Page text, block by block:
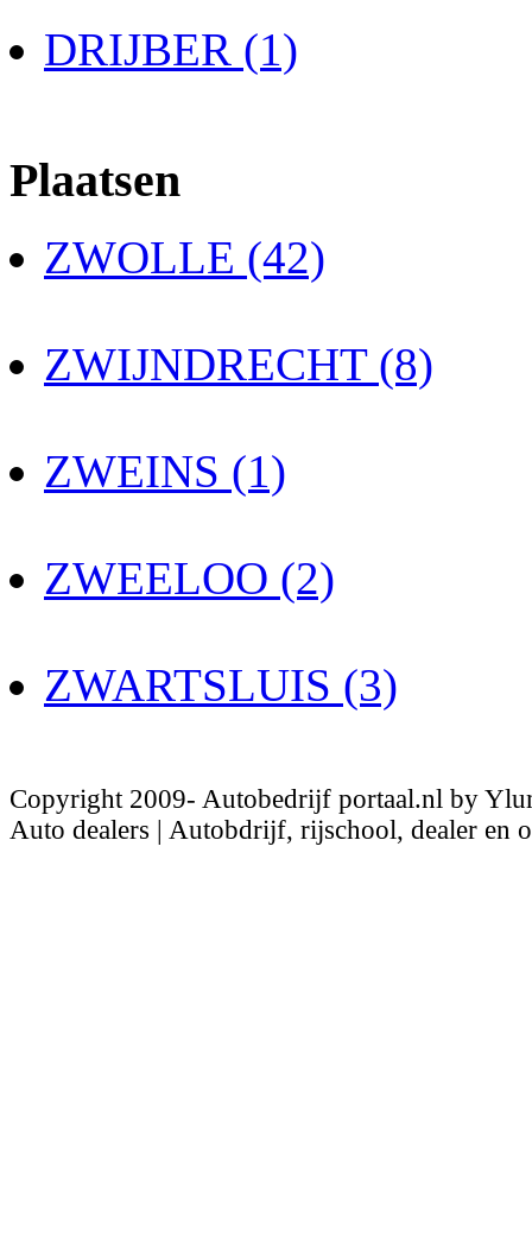
DRIJBER (1)
Plaatsen
ZWOLLE (42)
ZWIJNDRECHT (8)
ZWEINS (1)
ZWEELOO (2)
ZWARTSLUIS (3)
Copyright 2009- Autobedrijf portaal.nl by
Auto dealers | Autobdrijf, rijschool, dealer en